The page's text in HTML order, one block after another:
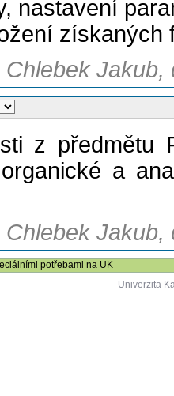
nastavení
získaných
z předmětu
a
potřebami na UK
Univerzita